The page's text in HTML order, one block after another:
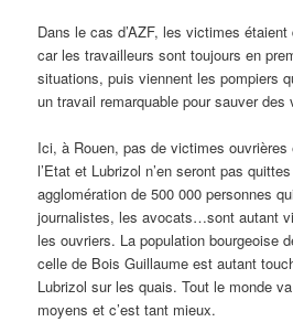
Dans le cas d’AZF, les victimes étaient
car les travailleurs sont toujours en
situations, puis viennent les pompiers
un travail remarquable pour sauver des
Ici, à Rouen, pas de victimes
l’Etat et Lubrizol n’en seront pas
agglomération de 500 000 personnes
journalistes, les avocats…sont autant
les ouvriers. La population bourgeoise
celle de Bois Guillaume est autant
Lubrizol sur les quais. Tout le monde
moyens et c’est tant mieux.